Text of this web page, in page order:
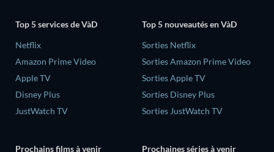
Top 5 services de VàD
Netflix
Amazon Prime Video
Apple TV
Disney Plus
JustWatch TV
Top 5 nouveautés en VàD
Sorties Netflix
Sorties Amazon Prime Video
Sorties Apple TV
Sorties Disney Plus
Sorties JustWatch TV
Prochains films à venir Prochaines séries à venir